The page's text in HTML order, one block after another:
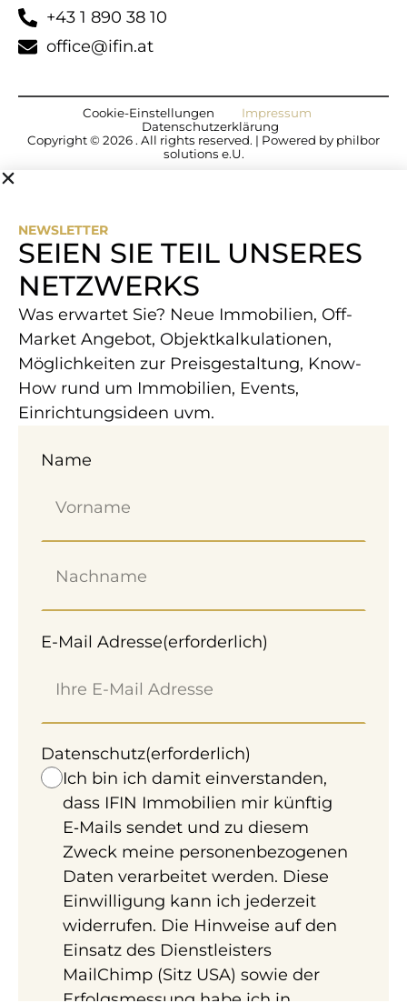
+43 1 890 38 10
office@ifin.at
Copyright © 2026 . All rights reserved. | Powered by philbor
solutions e.U.
Cookie-​Einstellungen
Impressum
Datenschutzerklärung
NEWSLETTER
SEIEN SIE TEIL UNSERES
NETZWERKS
Was erwartet Sie? Neue Immobilien, Off-
Market Angebot, Objektkalkulationen,
Möglichkeiten zur Preisgestaltung, Know-
How rund um Immobilien, Events,
Einrichtungsideen uvm.
Name
E-Mail Adresse(erforderlich)
Datenschutz(erforderlich)
Ich bin ich damit einverstanden,
dass IFIN Immobilien mir künftig
E‑Mails sendet und zu diesem
Zweck meine personenbezogenen
Daten verarbeitet werden. Diese
Einwilligung kann ich jederzeit
widerrufen. Die Hinweise auf den
Einsatz des Dienstleisters
MailChimp (Sitz USA) sowie der